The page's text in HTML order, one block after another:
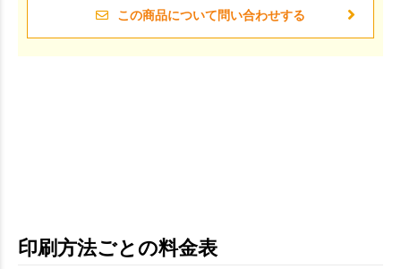
この商品について問い合わせする
印刷方法ごとの料金表